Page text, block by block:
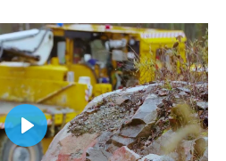
Play